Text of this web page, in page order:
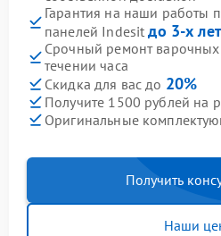
Гарантия на наши работы
панелей Indesitдо 3-х лет
Срочный ремонт
течении часа
Скидка для вас до 20%
Получите 1500 рублей на
Оригинальные
Получить
Наши